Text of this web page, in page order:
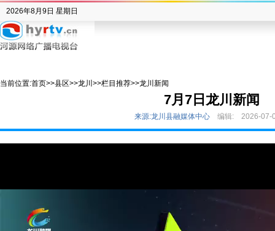
2026年8月9日 星期日
当前位置:首页>>县区>>龙川 >>栏目推荐>>龙川新闻
7月7日龙川新闻
来源:龙川县融媒体中心 编辑: 2026-07-